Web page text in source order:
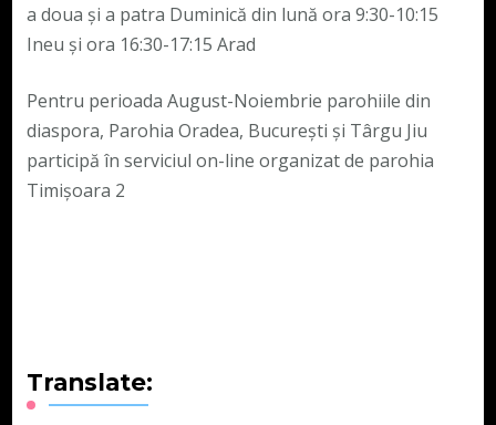
a doua și a patra Duminică din lună ora 9:30-10:15
Ineu și ora 16:30-17:15 Arad
Pentru perioada August-Noiembrie parohiile din
diaspora, Parohia Oradea, București și Târgu Jiu
participă în serviciul on-line organizat de parohia
Timișoara 2
Translate: